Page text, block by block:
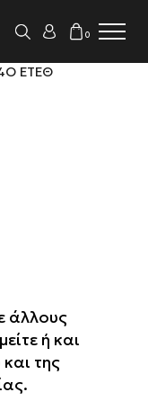
0
ΕΤΈΘ
άλλους
ή και
της